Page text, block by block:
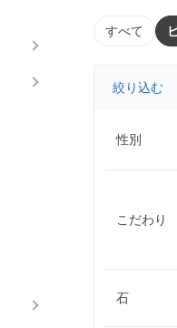
すべて
絞り込む
性別
こだわり
石